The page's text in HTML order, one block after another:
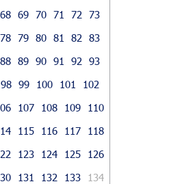
68 69 70 71 72
73
78 79 80 81 82
83
88 89 90 91 92
93
98 99 100 101
102
107 108 109
110
115 116 117
118
123 124 125
126
131 132 133
134